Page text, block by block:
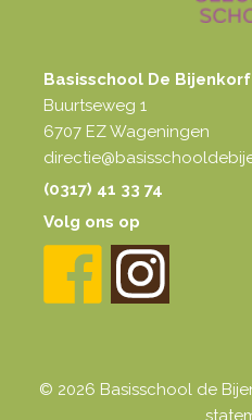
Basisschool De Bijenkorf
Buurtseweg 1
6707 EZ Wageningen
(0317) 41 33 74
Volg ons op
© 2026 Basisschool de